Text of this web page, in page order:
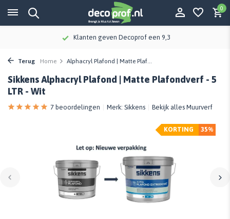
0
Meer dan 115 jaar kennis en ervaring
Terug Home Alphacryl Plafond | Matte Plaf...
Sikkens Alphacryl Plafond | Matte Plafondverf - 5
LTR - Wit
7 beoordelingen Merk: Sikkens Bekijk alles Muurverf
35%
KORTING